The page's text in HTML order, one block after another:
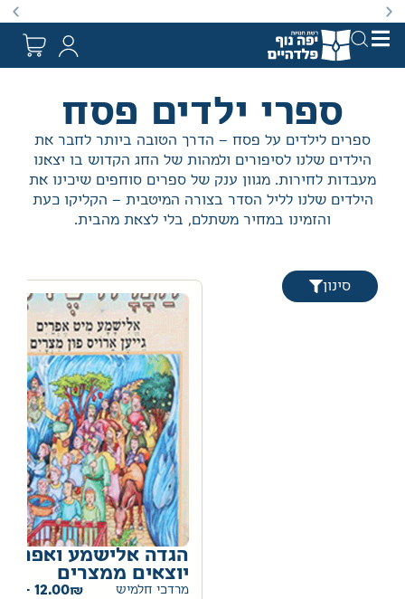
באתר מוצעים מוצרים במחירים נמוכים ומוזלים מהמחיר
ספרי ילדים פסח
ספרים לילדים על פסח – הדרך הטובה ביותר לחבר את
הילדים שלנו לסיפורים ולמהות של החג הקדוש בו יצאנו
מעבדות לחירות. מגוון ענק של ספרים סוחפים שיכינו את
הילדים שלנו לליל הסדר בצורה המיטבית – הקליקו כעת
והזמינו במחיר משתלם, בלי לצאת מהבית.
סינון
הגדה אלישמע ואפרים
יוצאים ממצרים
מרדכי חלמיש 12.00
–